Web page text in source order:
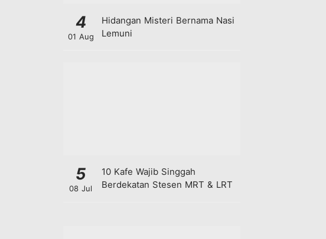
4
01 Aug
Hidangan Misteri Bernama Nasi
Lemuni
5
08 Jul
10 Kafe Wajib Singgah
Berdekatan Stesen MRT & LRT